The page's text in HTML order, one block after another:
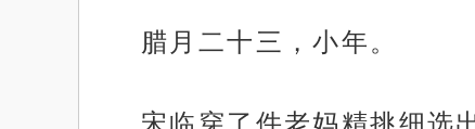
腊月二十三，小年。
宋临穿了件老妈精挑细选